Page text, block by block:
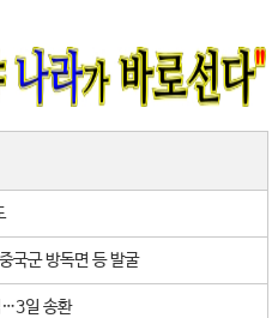
국군 방독면 등 발굴
…3일 송환